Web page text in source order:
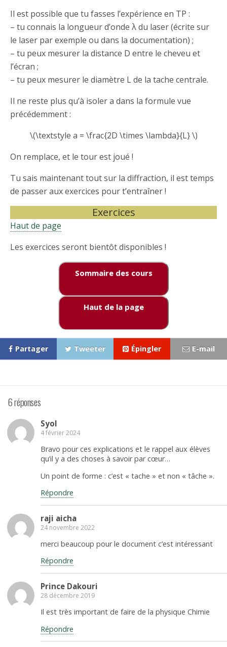
Il est possible que tu fasses l’expérience en TP :
– tu connais la longueur d’onde λ du laser (écrite sur
le laser par exemple ou dans la documentation) ;
– tu peux mesurer la distance D entre le cheveu et
l’écran ;
– tu peux mesurer le diamètre L de la tache centrale.
Il ne reste plus qu’à isoler a dans la formule vue
précédemment :
\(\textstyle a = \frac{2D \times \lambda}{L} \)
On remplace, et le tour est joué !
Tu sais maintenant tout sur la diffraction, il est temps
de passer aux exercices pour t’entraîner !
Exercices
Haut de page
Les exercices seront bientôt disponibles !
Sommaire des cours
Haut de la page
Partager Tweeter Épingler E-mail
6 réponses
Syol
4 février 2024
Bravo pour ces explications et le rappel aux élèves
qu’il y a des choses à savoir par cœur…
Un point de forme : c’est « tache » et non « tâche ».
Répondre
raji aicha
24 novembre 2022
merci beaucoup pour le document c’est intéressant
Répondre
Prince Dakouri
28 décembre 2019
Il est très important de faire de la physique Chimie
Répondre